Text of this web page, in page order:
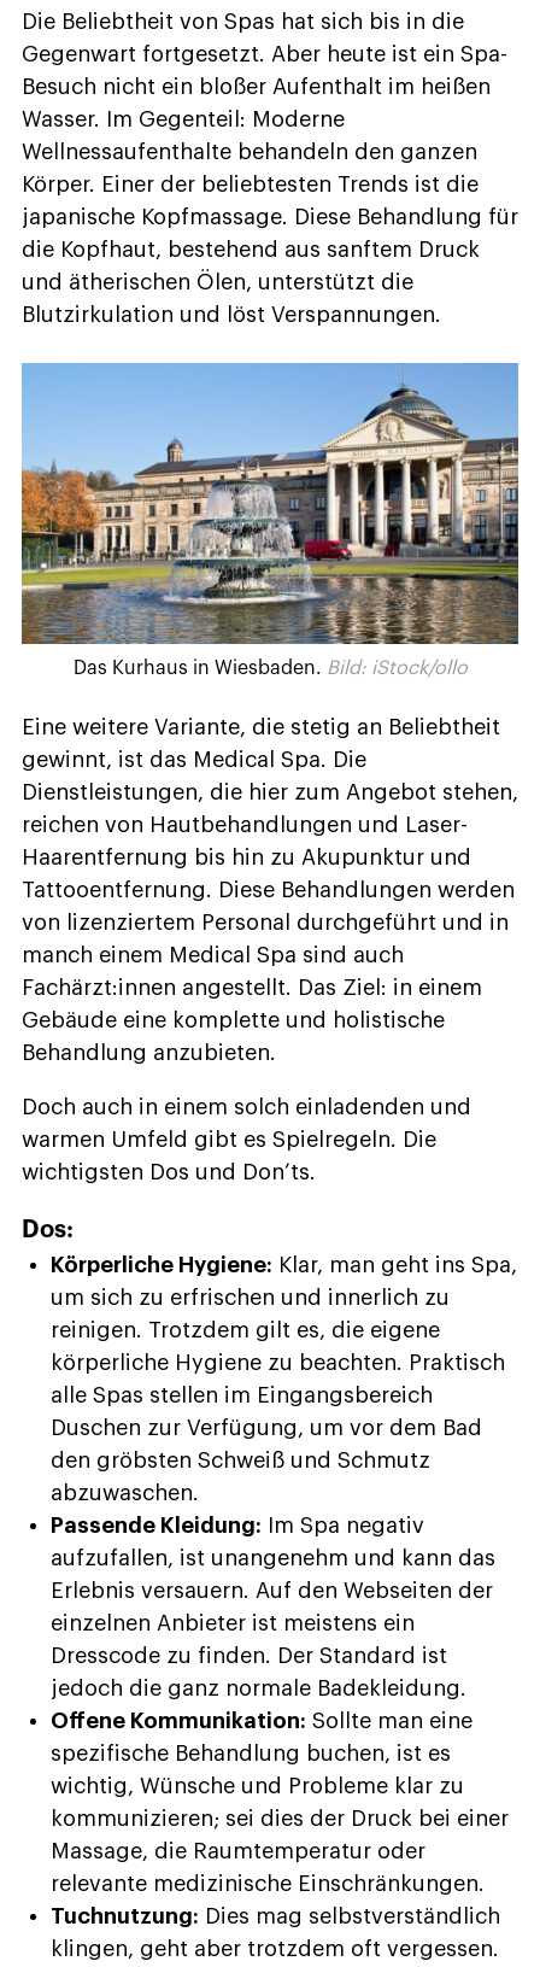
Die Beliebtheit von Spas hat sich bis in die
Gegenwart fortgesetzt. Aber heute ist ein Spa-
Besuch nicht ein bloßer Aufenthalt im heißen
Wasser. Im Gegenteil: Moderne
Wellnessaufenthalte behandeln den ganzen
Körper. Einer der beliebtesten Trends ist die
japanische Kopfmassage. Diese Behandlung für
die Kopfhaut, bestehend aus sanftem Druck
und ätherischen Ölen, unterstützt die
Blutzirkulation und löst Verspannungen.
Das Kurhaus in Wiesbaden. Bild: iStock/ollo
Eine weitere Variante, die stetig an Beliebtheit
gewinnt, ist das Medical Spa. Die
Dienstleistungen, die hier zum Angebot stehen,
reichen von Hautbehandlungen und Laser-
Haarentfernung bis hin zu Akupunktur und
Tattooentfernung. Diese Behandlungen werden
von lizenziertem Personal durchgeführt und in
manch einem Medical Spa sind auch
Fachärzt:innen angestellt. Das Ziel: in einem
Gebäude eine komplette und holistische
Behandlung anzubieten.
Doch auch in einem solch einladenden und
warmen Umfeld gibt es Spielregeln. Die
wichtigsten Dos und Don’ts.
Dos:
Körperliche Hygiene: Klar, man geht ins Spa,
um sich zu erfrischen und innerlich zu
reinigen. Trotzdem gilt es, die eigene
körperliche Hygiene zu beachten. Praktisch
alle Spas stellen im Eingangsbereich
Duschen zur Verfügung, um vor dem Bad
den gröbsten Schweiß und Schmutz
abzuwaschen.
Passende Kleidung: Im Spa negativ
aufzufallen, ist unangenehm und kann das
Erlebnis versauern. Auf den Webseiten der
einzelnen Anbieter ist meistens ein
Dresscode zu finden. Der Standard ist
jedoch die ganz normale Badekleidung.
Offene Kommunikation: Sollte man eine
spezifische Behandlung buchen, ist es
wichtig, Wünsche und Probleme klar zu
kommunizieren; sei dies der Druck bei einer
Massage, die Raumtemperatur oder
relevante medizinische Einschränkungen.
Tuchnutzung: Dies mag selbstverständlich
klingen, geht aber trotzdem oft vergessen.